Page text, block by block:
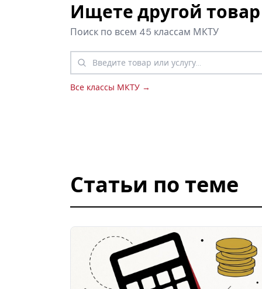
Ищете другой товар
Поиск по всем 45 классам МКТУ
Все классы МКТУ →
Статьи по теме